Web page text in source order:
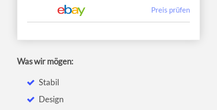
Preis prüfen
Was wir mögen:
Stabil
Design